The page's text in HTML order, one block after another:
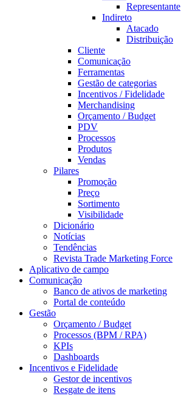
Representante
Indireto
Atacado
Distribuição
Cliente
Comunicação
Ferramentas
Gestão de categorias
Incentivos / Fidelidade
Merchandising
Orçamento / Budget
PDV
Processos
Produtos
Vendas
Pilares
Promoção
Preço
Sortimento
Visibilidade
Dicionário
Notícias
Tendências
Revista Trade Marketing Force
Aplicativo de campo
Comunicação
Banco de ativos de marketing
Portal de conteúdo
Gestão
Orçamento / Budget
Processos (BPM / RPA)
KPIs
Dashboards
Incentivos e Fidelidade
Gestor de incentivos
Resgate de itens